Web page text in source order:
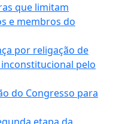
que limitam
e membros do
por religação de
pelo
do Congresso para